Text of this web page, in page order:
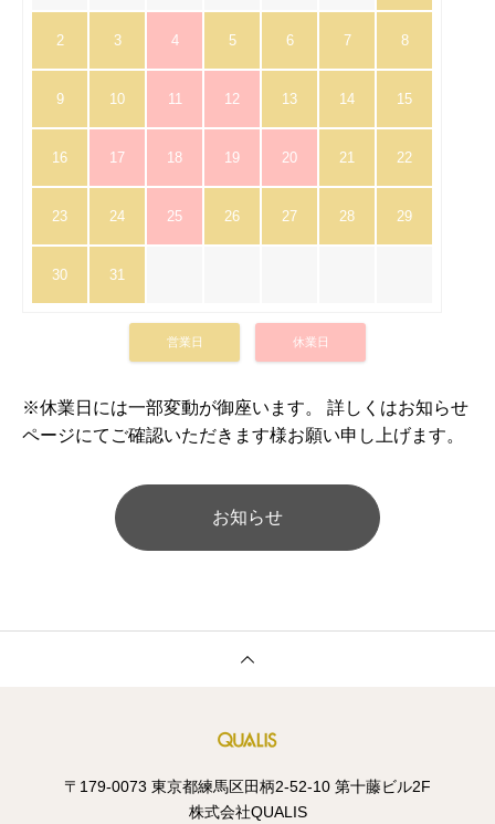
2 3 4 5 6 7 8
9 10 11 12 13 14 15
16 17 18 19 20 21 22
23 24 25 26 27 28 29
30 31
営業日 休業日
※休業日には一部変動が御座います。 詳しくはお知らせ
ページにてご確認いただきます様お願い申し上げます。
お知らせ
〒179-0073 東京都練馬区田柄2-52-10 第十藤ビル2F
株式会社QUALIS